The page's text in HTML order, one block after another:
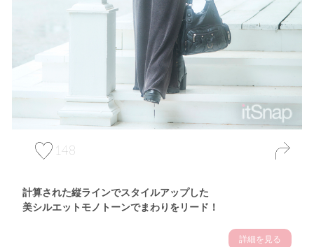
148
計算された縦ラインでスタイルアップした
美シルエットモノトーンでまわりをリード！
詳細を見る